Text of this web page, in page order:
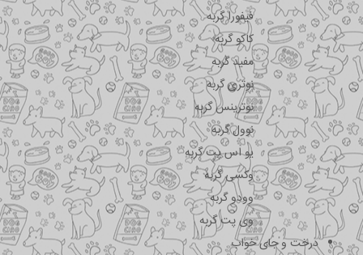
فیفورا گربه
کاکو گربه
مفید گربه
نوتری گربه
نوترینس گربه
نوول گربه
یو اس پت گربه
وکسی گربه
وودو گربه
وی پت گربه
درخت و جای خواب